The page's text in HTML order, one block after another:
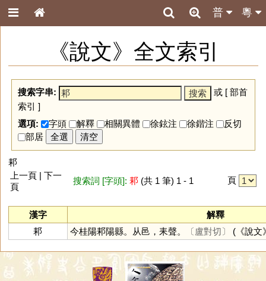
粵
普
《說文》全文索引
搜索字串: 或 [ 部首
索引 ]
選項:
字頭 解釋 相關異體 徐鉉注 徐鍇注
反切
部居
全選 清空
䣂
上一頁 | 下一
頁
搜索詞 [字頭]: 䣂(共 1 筆) 1 - 1 頁
漢字
解釋
䣂
今桂陽䣂陽縣。从邑，耒聲。 〔盧對切〕 (《說文